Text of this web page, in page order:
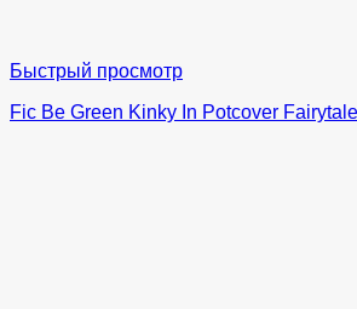
Быстрый просмотр
Fic Be Green Kinky In Potcover Fairytale